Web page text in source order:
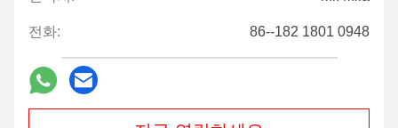
명령으로서의 2 PC를 팝니다 .
큐 : 당신은 내가 직접적으로 할 수 있는 미국에서 대리인을 가지
고 있습니까 ? 그것은 나를 위해 더 빠를 것입니다.
한 : 예, 미국에서 고객 그러나 100% 그들이 팔려고 내놓 재고품
이 있다고 확신하지 않은 I Am이 준비되어 있습니다,
때때로, 그들이 컨테이너에서 모니터를 구입하고, 즉시 다시 팔기